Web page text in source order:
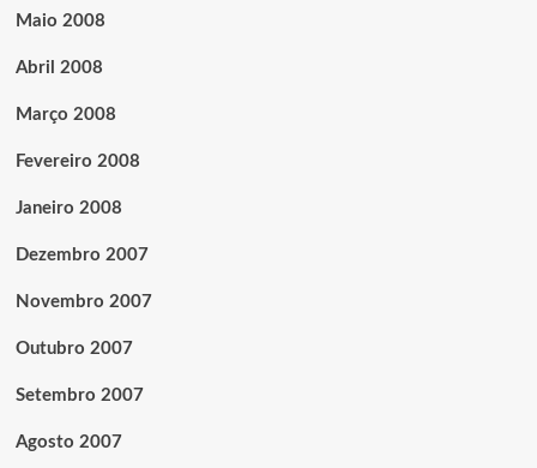
Maio 2008
Abril 2008
Março 2008
Fevereiro 2008
Janeiro 2008
Dezembro 2007
Novembro 2007
Outubro 2007
Setembro 2007
Agosto 2007